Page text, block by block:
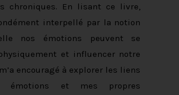
chroniques. En lisant ce livre,
interpellé par la notion
nos émotions peuvent se
et influencer notre
encouragé à explorer les liens
émotions et mes propres